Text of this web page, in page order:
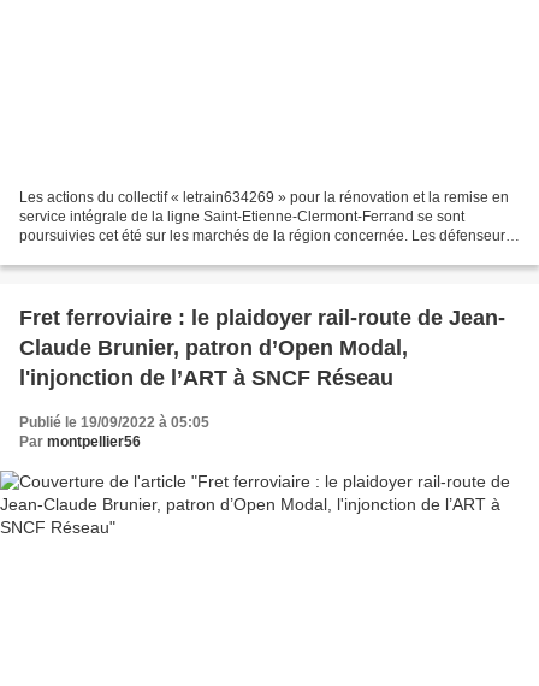
Les actions du collectif « letrain634269 » pour la rénovation et la remise en
service intégrale de la ligne Saint-Etienne-Clermont-Ferrand se sont
poursuivies cet été sur les marchés de la région concernée. Les défenseurs
Fret ferroviaire : le plaidoyer rail-route de Jean-
Claude Brunier, patron d’Open Modal,
l'injonction de l’ART à SNCF Réseau
Publié le 19/09/2022 à 05:05
Par montpellier56